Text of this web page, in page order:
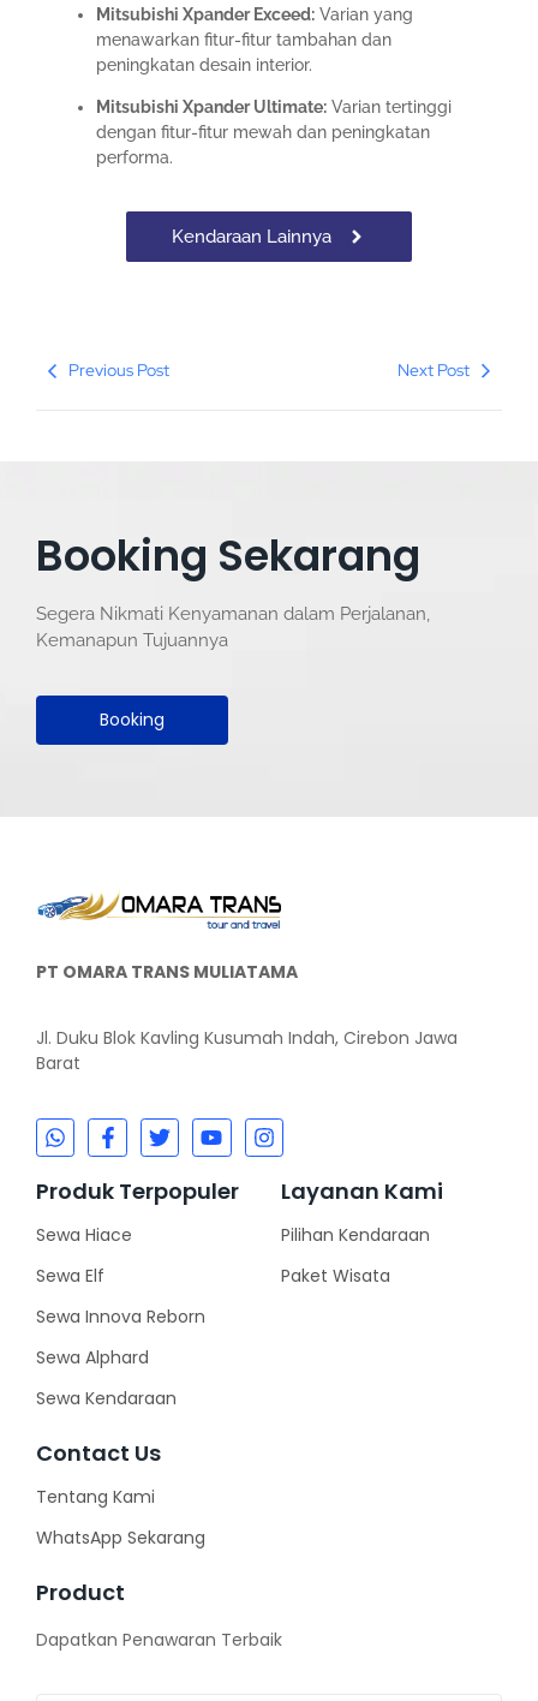
Mitsubishi Xpander Exceed: Varian yang
menawarkan fitur-fitur tambahan dan
peningkatan desain interior.
Mitsubishi Xpander Ultimate: Varian tertinggi
dengan fitur-fitur mewah dan peningkatan
performa.
Kendaraan Lainnya
Previous Post Next Post
Booking Sekarang
Segera Nikmati Kenyamanan dalam Perjalanan,
Kemanapun Tujuannya
Booking
PT OMARA TRANS MULIATAMA
Jl. Duku Blok Kavling Kusumah Indah, Cirebon Jawa
Barat
Produk Terpopuler
Sewa Hiace
Sewa Elf
Sewa Innova Reborn
Sewa Alphard
Sewa Kendaraan
Layanan Kami
Pilihan Kendaraan
Paket Wisata
Contact Us
Tentang Kami
WhatsApp Sekarang
Product
Dapatkan Penawaran Terbaik